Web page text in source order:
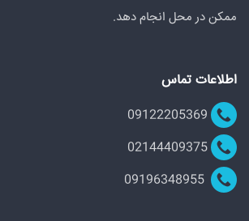
ممکن در محل انجام دهد.
اطلاعات تماس